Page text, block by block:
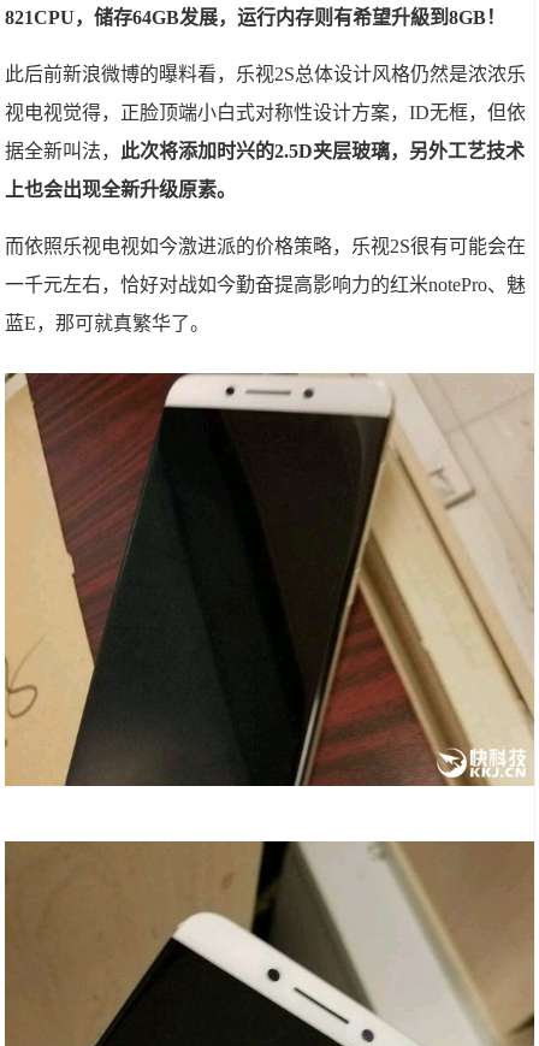
821CPU，储存64GB发展，运行内存则有希望升級到8GB！
此后前新浪微博的曝料看，乐视2S总体设计风格仍然是浓浓乐
视电视觉得，正脸顶端小白式对称性设计方案，ID无框，但依
据全新叫法， 此次将添加时兴的2.5D夹层玻璃，另外工艺技术
上也会出现全新升级原素。
而依照乐视电视如今激进派的价格策略，乐视2S很有可能会在
一千元左右，恰好对战如今勤奋提高影响力的红米notePro、魅
蓝E，那可就真繁华了。